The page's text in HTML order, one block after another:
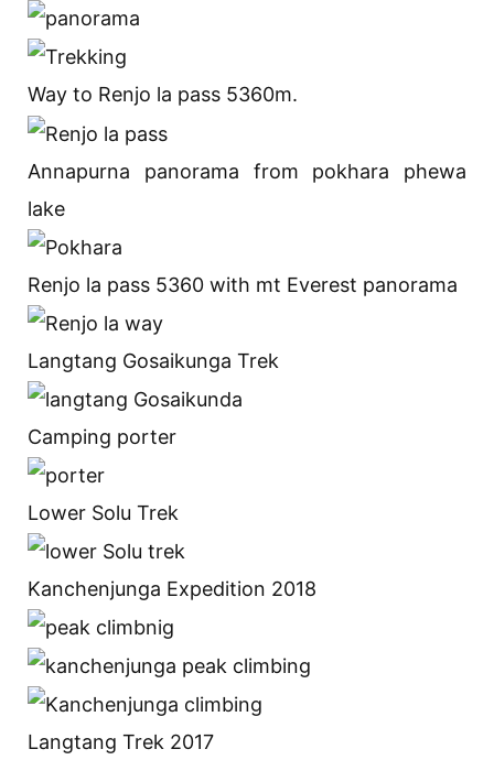
Way to Renjo la pass 5360m.
Annapurna panorama from pokhara phewa
lake
Renjo la pass 5360 with mt Everest panorama
Langtang Gosaikunga Trek
Camping porter
Lower Solu Trek
Kanchenjunga Expedition 2018
Langtang Trek 2017